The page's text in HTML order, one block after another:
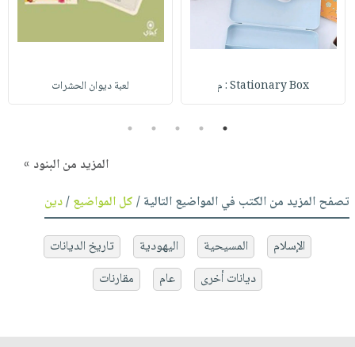
Stationary Box : م لعبة ديوان الحشرات
1
2
3
4
5
المزيد من البنود »
تصفح المزيد من الكتب في المواضيع التالية /كل المواضيع/دين
الإسلام المسيحية اليهودية
تاريخ الديانات
ديانات أخرى
عام مقارنات